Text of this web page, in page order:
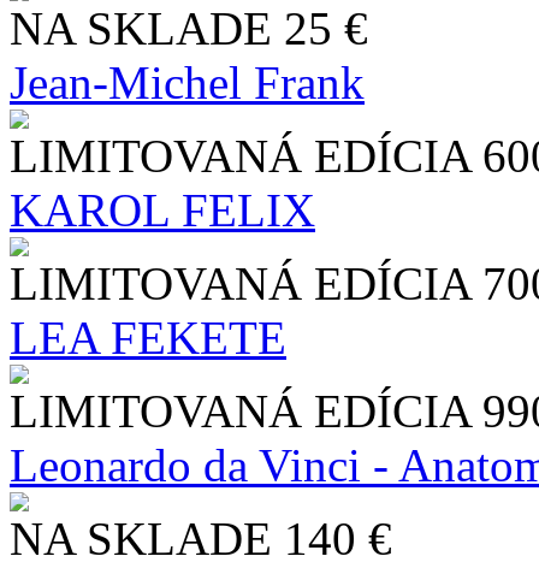
NA SKLADE 25 €
Jean-Michel Frank
LIMITOVANÁ EDÍCIA
KAROL FELIX
LIMITOVANÁ EDÍCIA
LEA FEKETE
LIMITOVANÁ EDÍCIA
Leonardo da Vinci -
NA SKLADE 140 €